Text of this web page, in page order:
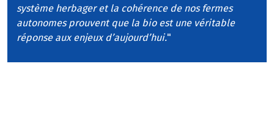
système herbager et la cohérence de nos fermes
autonomes prouvent que la bio est une véritable
réponse aux enjeux d’aujourd’hui."